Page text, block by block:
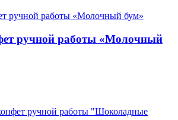
ручной работы «Молочный